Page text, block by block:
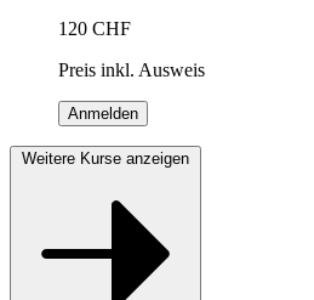
120 CHF
Preis inkl. Ausweis
Anmelden
Weitere Kurse anzeigen